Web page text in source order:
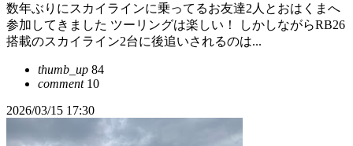
数年ぶりにスカイラインに乗ってるお友達2人とおはくまへ
参加してきました ツーリングは楽しい！ しかしながらRB26
搭載のスカイライン2台に後追いされるのは...
thumb_up 84
comment10
2026/03/15 17:30